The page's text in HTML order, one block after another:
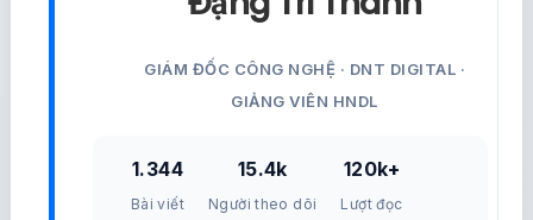
GIÁM ĐỐC CÔNG NGHỆ · DNT DIGITAL ·
GIẢNG VIÊN HNDL
1.344
Bài viết
15.4k
Người theo dõi
120k+
Lượt đọc